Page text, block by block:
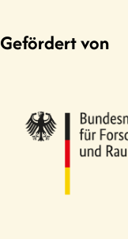
Gefördert von